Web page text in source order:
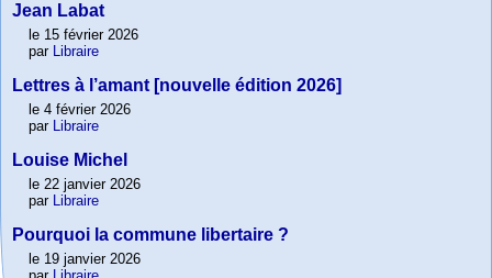
Jean Labat
le 15 février 2026
par Libraire
Lettres à l’amant [nouvelle édition 2026]
le 4 février 2026
par Libraire
Louise Michel
le 22 janvier 2026
par Libraire
Pourquoi la commune libertaire ?
le 19 janvier 2026